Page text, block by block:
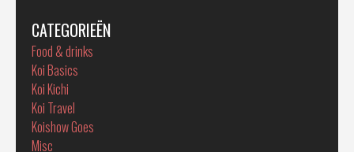
CATEGORIEËN
Food & drinks
Koi Basics
Koi Kichi
Koi Travel
Koishow Goes
Misc